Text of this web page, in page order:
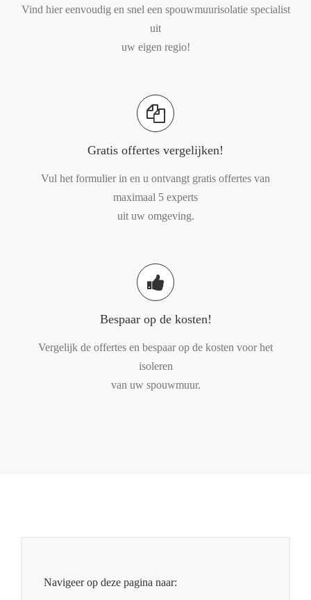
Vind hier eenvoudig en snel een spouwmuurisolatie specialist
uit
uw eigen regio!
Gratis offertes vergelijken!
Vul het formulier in en u ontvangt gratis offertes van
maximaal 5 experts
uit uw omgeving.
Bespaar op de kosten!
Vergelijk de offertes en bespaar op de kosten voor het
isoleren
van uw spouwmuur.
Navigeer op deze pagina naar: